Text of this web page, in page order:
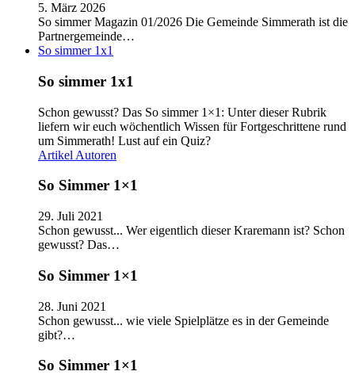
5. März 2026
So simmer Magazin 01/2026 Die Gemeinde Simmerath ist die
Partnergemeinde…
So simmer 1x1
So simmer 1x1
Schon gewusst? Das So simmer 1×1: Unter dieser Rubrik
liefern wir euch wöchentlich Wissen für Fortgeschrittene rund
um Simmerath! Lust auf ein Quiz?
Artikel Autoren
So Simmer 1×1
29. Juli 2021
Schon gewusst... Wer eigentlich dieser Kraremann ist? Schon
gewusst? Das…
So Simmer 1×1
28. Juni 2021
Schon gewusst... wie viele Spielplätze es in der Gemeinde
gibt?…
So Simmer 1×1